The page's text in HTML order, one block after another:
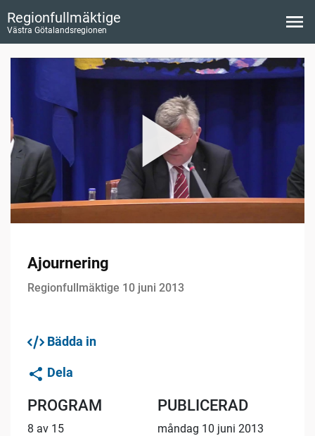
Regionfullmäktige
Västra Götalandsregionen
Ajournering
Regionfullmäktige 10 juni 2013
Bädda in
Dela
PROGRAM
8 av 15
PUBLICERAD
måndag 10 juni 2013